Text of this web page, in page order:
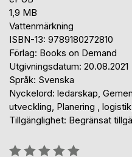
1,9 MB
Vattenmärkning
ISBN-13: 9789180272810
Förlag: Books on Demand
Utgivningsdatum: 20.08.2021
Språk: Svenska
Nyckelord: ledarskap,
utveckling, Planering ,
Tillgänglighet: Begränsat
Betyg::